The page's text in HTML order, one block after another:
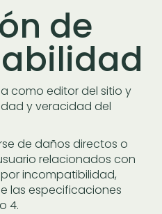
de
como editor del sitio y
y veracidad del
de daños directos o
relacionados con
incompatibilidad,
las especificaciones
4.